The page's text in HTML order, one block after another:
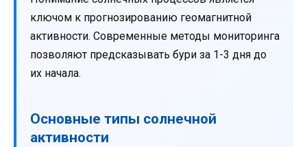
ключом к прогнозированию геомагнитной
активности. Современные методы мониторинга
позволяют предсказывать бури за 1-3 дня до
их начала.
Основные типы солнечной
активности